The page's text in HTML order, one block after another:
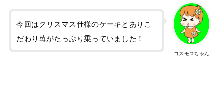
コスモスちゃん
今回はクリスマス仕様のケーキとありこ
だわり苺がたっぷり乗っていました！